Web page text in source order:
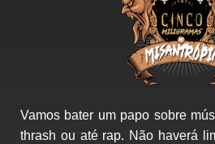
Vamos bater um papo sobre
thrash ou até rap. Não haverá